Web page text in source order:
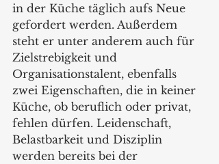
in der Küche täglich aufs Neue
gefordert werden. Außerdem
steht er unter anderem auch für
Zielstrebigkeit und
Organisationstalent, ebenfalls
zwei Eigenschaften, die in keiner
Küche, ob beruflich oder privat,
fehlen dürfen. Leidenschaft,
Belastbarkeit und Disziplin
werden bereits bei der